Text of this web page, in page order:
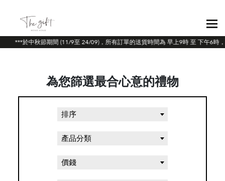
***於中秋節期間 (11/9至 24/09)，所有訂單的送貨時間為 早上9時 至 下午6時
為您篩選最合心意的禮物
排序
產品分類
價錢